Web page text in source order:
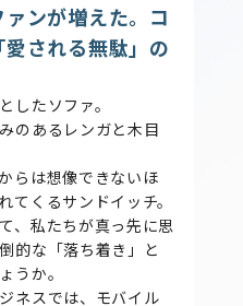
ンが増えた。コ
される無駄」の
したソファ。
のあるレンガと木目
らは想像できないほ
てくるサンドイッチ。
、私たちが真っ先に思
的な「落ち着き」と
うか。
ネスでは、モバイル